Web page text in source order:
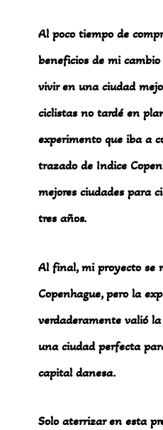
Al poco tiempo de
beneficios de mi
vivir en una ciudad
ciclistas no tardé en
experimento que iba a
trazado de Indice
mejores ciudades para
tres años.
Al final, mi proyecto se
Copenhague, pero la
verdaderamente valió
una ciudad perfecta
capital danesa.
Solo aterrizar en esta